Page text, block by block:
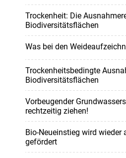
Trockenheit: Die
Biodiversitätsflächen
Was bei den
Trockenheitsbedingte
Biodiversitätsflächen
Vorbeugender
rechtzeitig ziehen!
Bio-Neueinstieg wird wieder
gefördert